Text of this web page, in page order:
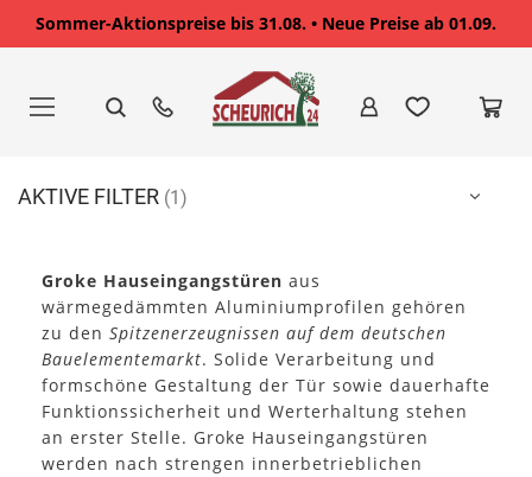
Sommer-Aktionspreise bis 31.08. • Neue Preise ab 01.09.
springen
Groke Hauseingangstüren aus
wärmegedämmten Aluminiumprofilen gehören
zu den Spitzenerzeugnissen auf dem deutschen
Bauelementemarkt. Solide Verarbeitung und
formschöne Gestaltung der Tür sowie dauerhafte
Funktionssicherheit und Werterhaltung stehen
an erster Stelle. Groke Hauseingangstüren
werden nach strengen innerbetrieblichen
AKTIVE FILTER